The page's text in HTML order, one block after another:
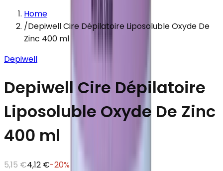
Home
/Depiwell Cire Dépilatoire Liposoluble Oxyde De
Zinc 400 ml
Depiwell
Depiwell Cire Dépilatoire
Liposoluble Oxyde De Zinc
400 ml
5,15 €4,12 €-20%